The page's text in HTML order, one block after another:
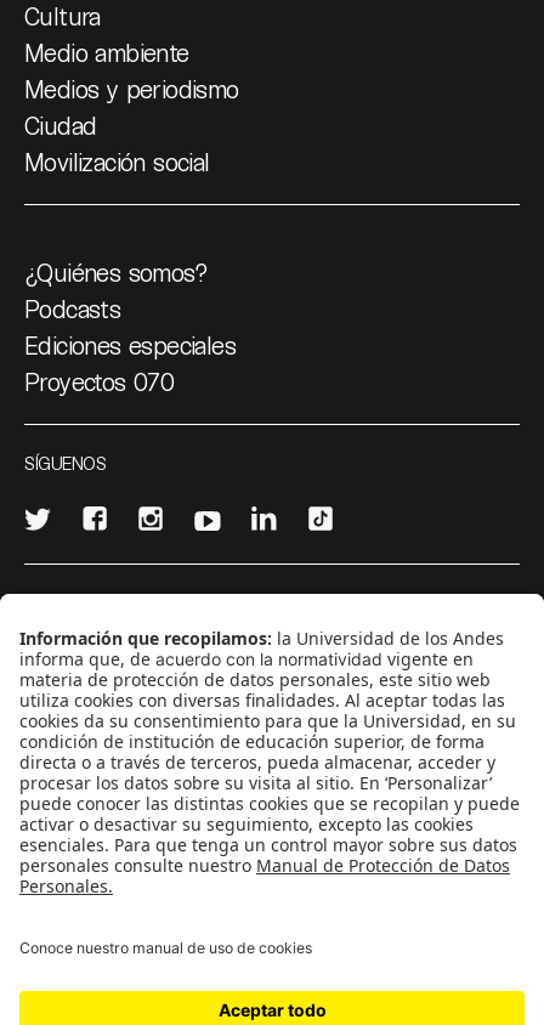
Cultura
Medio ambiente
Medios y periodismo
Ciudad
Movilización social
¿Quiénes somos?
Podcasts
Ediciones especiales
Proyectos 070
SÍGUENOS
CONTÁCTANOS
cerosetenta@uniandes.edu.co
BOGOTÁ, COLOMBIA
NEWSLETTER